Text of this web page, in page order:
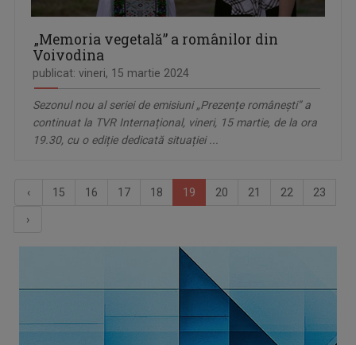
„Memoria vegetală” a românilor din
Voivodina
publicat: vineri, 15 martie 2024
Sezonul nou al seriei de emisiuni „Prezențe românești” a
continuat la TVR Internațional, vineri, 15 martie, de la ora
19.30, cu o ediție dedicată situației ...
‹ 15 16 17 18 19 20 21 22 23
›